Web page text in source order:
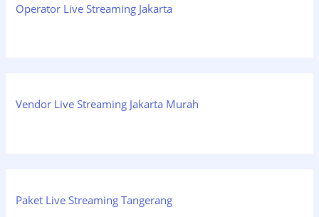
Operator Live Streaming Jakarta
Vendor Live Streaming Jakarta Murah
Paket Live Streaming Tangerang